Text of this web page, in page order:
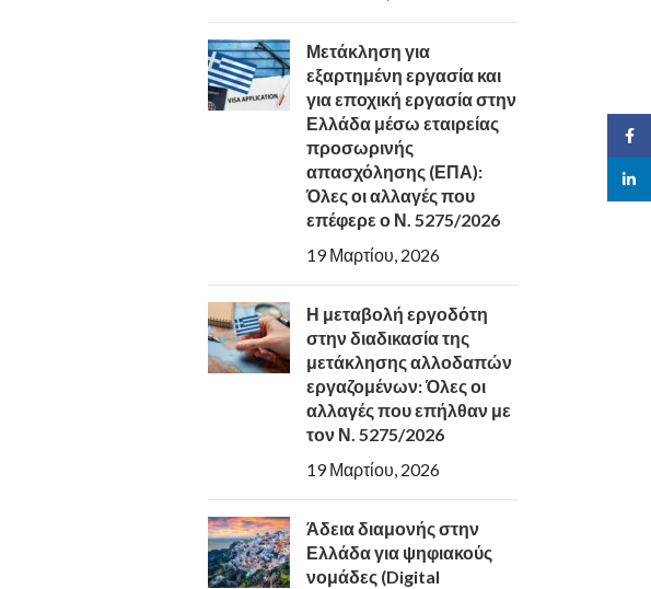
Μετάκληση για
εξαρτημένη εργασία και
για εποχική εργασία στην
Ελλάδα μέσω εταιρείας
προσωρινής
απασχόλησης (ΕΠΑ):
Όλες οι αλλαγές που
επέφερε ο Ν. 5275/2026
19 Μαρτίου, 2026
Η μεταβολή εργοδότη
στην διαδικασία της
μετάκλησης αλλοδαπών
εργαζομένων: Όλες οι
αλλαγές που επήλθαν με
τον Ν. 5275/2026
19 Μαρτίου, 2026
Άδεια διαμονής στην
Ελλάδα για ψηφιακούς
νομάδες (Digital